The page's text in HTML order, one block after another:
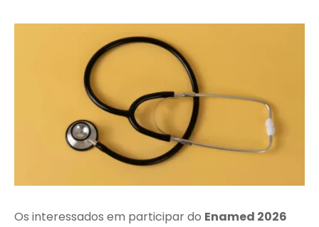
Os interessados em participar do Enamed 2026